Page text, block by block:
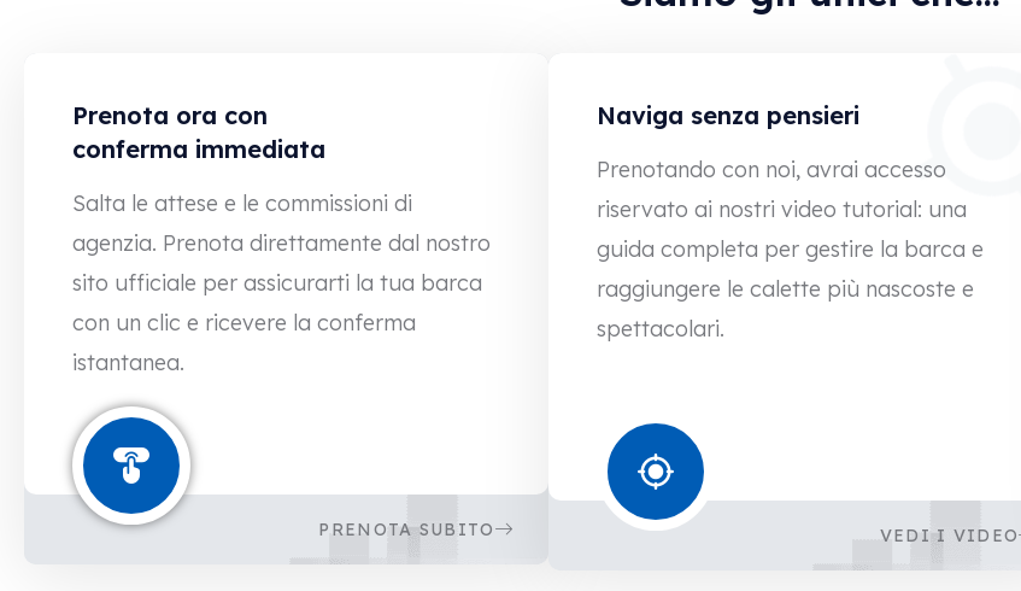
Prenota ora con
conferma immediata
Salta le attese e le commissioni di
agenzia. Prenota direttamente dal nostro
sito ufficiale per assicurarti la tua barca
con un clic e ricevere la conferma
istantanea.
PRENOTA SUBITO
Naviga senza pensieri
Prenotando con noi, avrai accesso
riservato ai nostri video tutorial: una
guida completa per gestire la barca e
raggiungere le calette più nascoste e
spettacolari.
VEDI I VIDEO